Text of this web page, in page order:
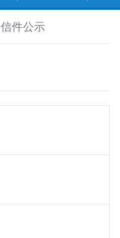
信件公示